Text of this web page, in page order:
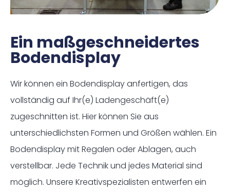
Ein maßgeschneidertes
Bodendisplay
Wir können ein Bodendisplay anfertigen, das
vollständig auf Ihr(e) Ladengeschäft(e)
zugeschnitten ist. Hier können Sie aus
unterschiedlichsten Formen und Größen wählen. Ein
Bodendisplay mit Regalen oder Ablagen, auch
verstellbar. Jede Technik und jedes Material sind
möglich. Unsere Kreativspezialisten entwerfen ein